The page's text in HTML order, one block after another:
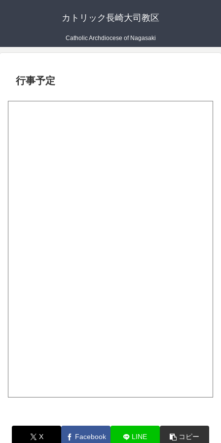
カトリック長崎大司教区
Catholic Archdiocese of Nagasaki
行事予定
X Facebook LINE コピー